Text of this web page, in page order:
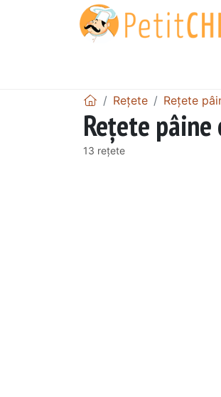
Rețete Rețete
Rețete
13 rețete